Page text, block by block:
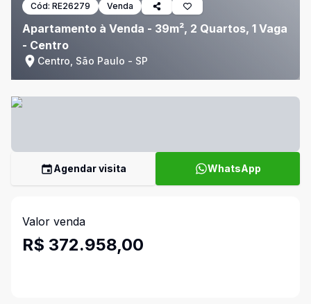
Cód: RE26279 Venda
Apartamento à Venda - 39m², 2 Quartos, 1 Vaga
- Centro
Centro, São Paulo - SP
Agendar visita WhatsApp
Valor venda
R$ 372.958,00